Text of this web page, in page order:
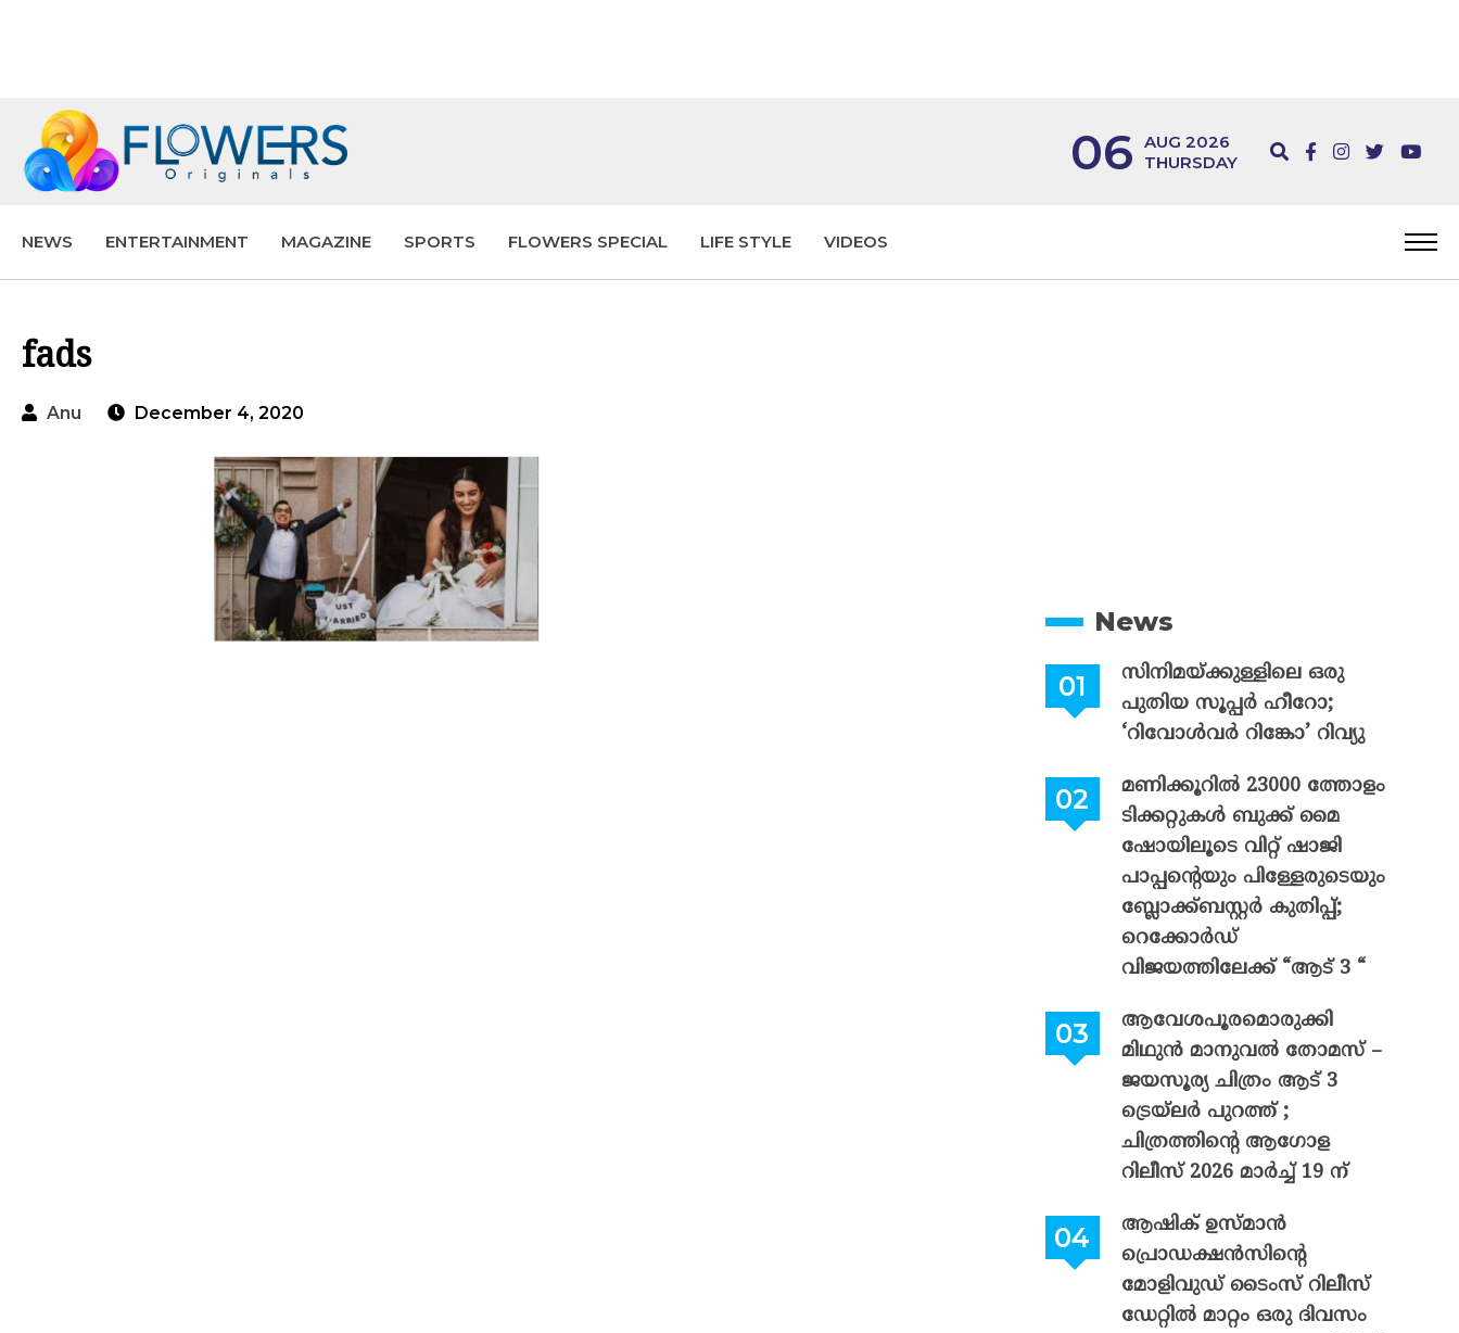
06 AUG 2026
THURSDAY
NEWS ENTERTAINMENT MAGAZINE SPORTS FLOWERS SPECIAL LIFE STYLE VIDEOS
fads
Anu December 4, 2020
News
സിനിമയ്ക്കുള്ളിലെ ഒരു
പുതിയ സൂപ്പർ ഹീറോ;
‘റിവോൾവർ റിങ്കോ’ റിവ്യു
മണിക്കൂറിൽ 23000 ത്തോളം
ടിക്കറ്റുകൾ ബുക്ക് മൈ
ഷോയിലൂടെ വിറ്റ് ഷാജി
പാപ്പന്റെയും പിള്ളേരുടെയും
ബ്ലോക്ക്ബസ്റ്റർ കുതിപ്പ്;
റെക്കോർഡ്
വിജയത്തിലേക്ക് “ആട് 3 “
ആവേശപൂരമൊരുക്കി
മിഥുൻ മാനുവൽ തോമസ് –
ജയസൂര്യ ചിത്രം ആട് 3
ട്രെയ്‌ലർ പുറത്ത് ;
ചിത്രത്തിന്റെ ആഗോള
റിലീസ് 2026 മാർച്ച് 19 ന്
ആഷിക് ഉസ്മാൻ
പ്രൊഡക്ഷൻസിന്റെ
മോളിവുഡ് ടൈംസ് റിലീസ്
ഡേറ്റിൽ മാറ്റം ഒരു ദിവസം